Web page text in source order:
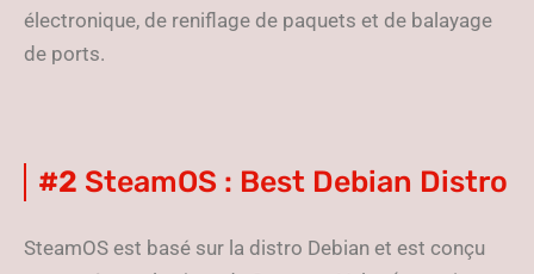
électronique, de reniflage de paquets et de balayage
de ports.
#2 SteamOS : Best Debian Distro
SteamOS est basé sur la distro Debian et est conçu